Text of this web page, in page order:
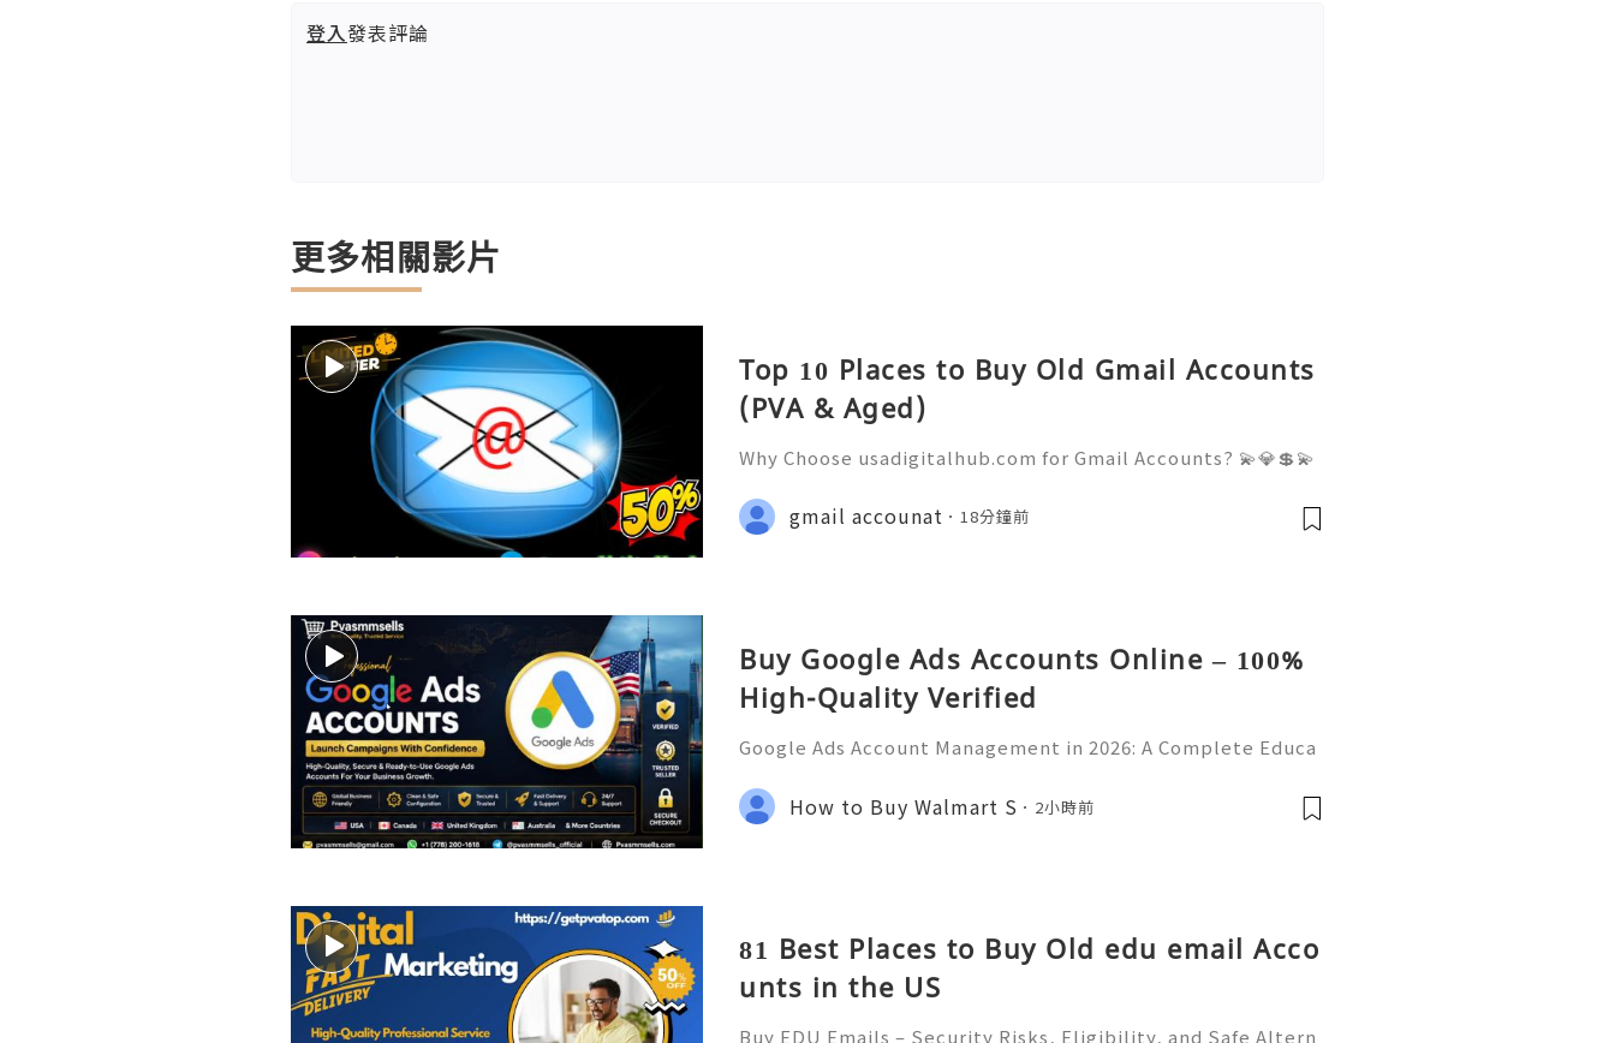
登入發表評論
更多相關影片
Top 10 Places to Buy Old Gmail Accounts
(PVA & Aged)
Why Choose usadigitalhub.com for Gmail Accounts? 💫💎💲💫
hatsApp :+1 (506) 541-7768 💫💎💲💫🌐✨💎Telegram: @usadigi
talhub 💫💎💲💫🌐✨💎Discord: usadigitalhub 💫💎💲💫🌐✨💎Em
gmail accounat 18分鐘前
Buy Google Ads Accounts Online – 100%
High-Quality Verified
Google Ads Account Management in 2026: A Complete Educa
tion In today's digital world, understanding online platform
s has become an essential
How to Buy Walmart S 2小時前
81 Best Places to Buy Old edu email Acco
unts in the US
Buy EDU Emails – Security Risks, Eligibility, and Safe Altern